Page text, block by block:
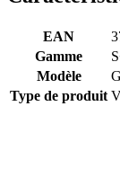
EAN
Gamme
Modèle
Type de produit